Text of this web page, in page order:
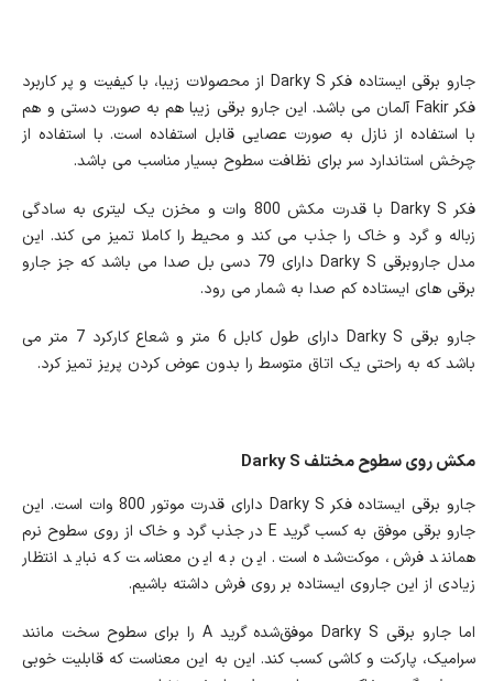
جارو برقی ایستاده فکر Darky S از محصولات زیبا، با کیفیت و پر کاربرد
فکر Fakir آلمان می باشد. این جارو برقی زیبا هم به صورت دستی و هم
با استفاده از نازل به صورت عصایی قابل استفاده است. با استفاده از
چرخش استاندارد سر برای نظافت سطوح بسیار مناسب می باشد.
فکر Darky S با قدرت مکش 800 وات و مخزن یک لیتری به سادگی
زباله و گرد و خاک را جذب می کند و محیط را کاملا تمیز می کند. این
مدل جاروبرقی Darky S دارای 79 دسی بل صدا می باشد که جز جارو
برقی های ایستاده کم صدا به شمار می رود.
جارو برقی Darky S دارای طول کابل 6 متر و شعاع کارکرد 7 متر می
باشد که به راحتی یک اتاق متوسط را بدون عوض کردن پریز تمیز کرد.
مکش روی سطوح مختلف Darky S
جارو برقی ایستاده فکر Darky S دارای قدرت موتور 800 وات است. این
جارو برقی موفق به کسب گرید E در جذب گرد و خاک از روی سطوح نرم
همانند فرش، موکت‌شده است. این به این معناست که نباید انتظار
زیادی از این جاروی ایستاده بر روی فرش داشته باشیم.
اما جارو برقی Darky S موفق‌شده گرید A را برای سطوح سخت مانند
سرامیک، پارکت و کاشی کسب کند. این به این معناست که قابلیت خوبی